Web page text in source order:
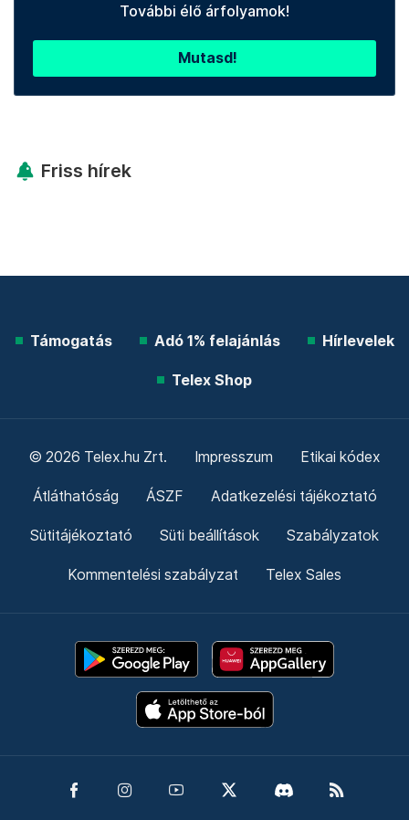
További élő árfolyamok!
Mutasd!
Friss hírek
Támogatás Adó 1% felajánlás Hírlevelek
Telex Shop
© 2026 Telex.hu Zrt. Impresszum Etikai kódex
Átláthatóság ÁSZF Adatkezelési tájékoztató
Sütitájékoztató Süti beállítások Szabályzatok
Kommentelési szabályzat Telex Sales